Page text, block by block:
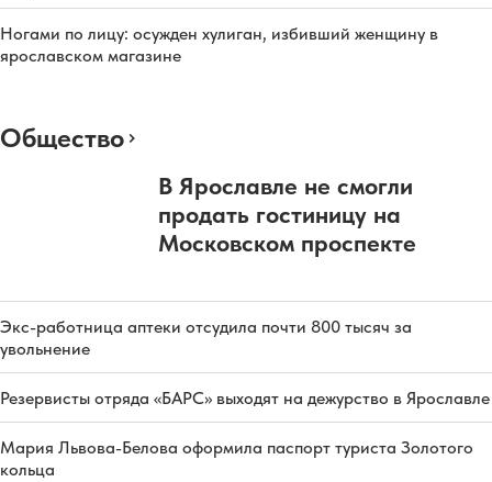
Ногами по лицу: осужден хулиган, избивший женщину в
ярославском магазине
Общество
В Ярославле не смогли
продать гостиницу на
Московском проспекте
Экс-работница аптеки отсудила почти 800 тысяч за
увольнение
Резервисты отряда «БАРС» выходят на дежурство в Ярославле
Мария Львова-Белова оформила паспорт туриста Золотого
кольца